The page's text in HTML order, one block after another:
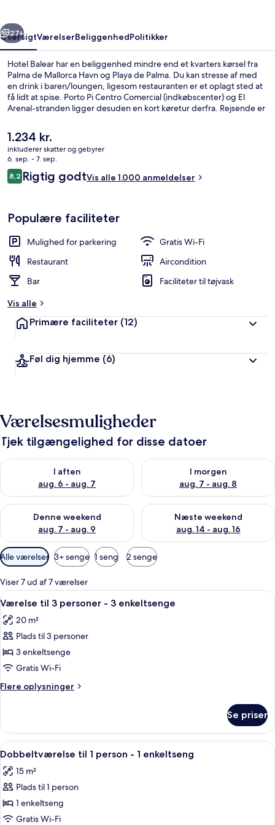
Næste
27+
OversigtVærelserBeliggenhedPolitikker
Hotel Balear har en beliggenhed mindre end et kvarters kørsel fra
Palma de Mallorca Havn og Playa de Palma. Du kan stresse af med
en drink i baren/loungen, ligesom restauranten er et oplagt sted at
få lidt at spise. Porto Pi Centro Comercial (indkøbscenter) og El
Arenal-stranden ligger desuden en kort køretur derfra. Rejsende er
Den
nuværende
pris
er
1.234 kr.
1.234 kr.
inkluderer skatter og gebyrer
6. sep. - 7. sep.
Anmeldelser
8,28,2 ud af 10.
Rigtig godtVis alle 1.000 anmeldelser
Populære faciliteter
Mulighed for parkering
Gratis Wi-Fi
Restaurant
Aircondition
Bar
Faciliteter til tøjvask
Vis alle
Primære faciliteter (12)
Føl dig hjemme (6)
Værelsesmuligheder
Tjek tilgængelighed for disse datoer
I aften
aug. 6 - aug. 7
Tjek tilgængelighed for i aften aug. 6 - aug. 7
I morgen
aug. 7 - aug. 8
Tjek tilgængelighed for i
Denne weekend
aug. 7 - aug. 9
Tjek tilgængelighed for denne weekend aug. 7 - aug. 9
Næste weekend
aug. 14 - aug. 16
Tjek tilgængelighed for næste
Tilgængelige
filtre
for
værelser
Alle værelser 3+ senge 1 seng 2 senge
Viser 7 ud af 7 værelser
Indlæs
alle
billeder
af
Værelse
til
3
personer
3
enkeltsenge
Et hotelværelse med to senge, et
7
Værelse til 3 personer - 3 enkeltsenge
20 m²
Plads til 3 personer
3 enkeltsenge
Gratis Wi-Fi
Flere oplysninger
Flere
til
personer
3
enkeltsenge
Se priser
Indlæs
alle
billeder
af
Dobbeltværelse
til
Et hotelværelse med to senge, en
5
Dobbeltværelse til 1 person - 1 enkeltseng
15 m²
Plads til 1 person
1 enkeltseng
Gratis Wi-Fi